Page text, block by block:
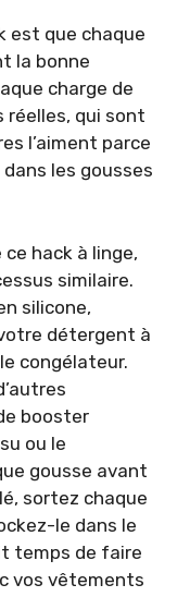
est que chaque
la bonne
charge de
réelles, qui sont
l’aiment parce
les gousses
hack à linge,
similaire.
silicone,
détergent à
congélateur.
booster
ou le
gousse avant
sortez chaque
le dans le
temps de faire
vos vêtements